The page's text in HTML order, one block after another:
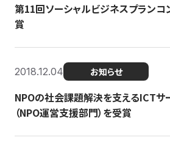
第11回ソーシャルビジネスプランコ
賞
2018.12.04 お知らせ
NPOの社会課題解決を支えるICTサ
（NPO運営支援部門）を受賞